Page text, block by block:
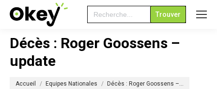
Search
for:
Décès : Roger Goossens –
update
Accueil Equipes Nationales Décès : Roger Goossens –…